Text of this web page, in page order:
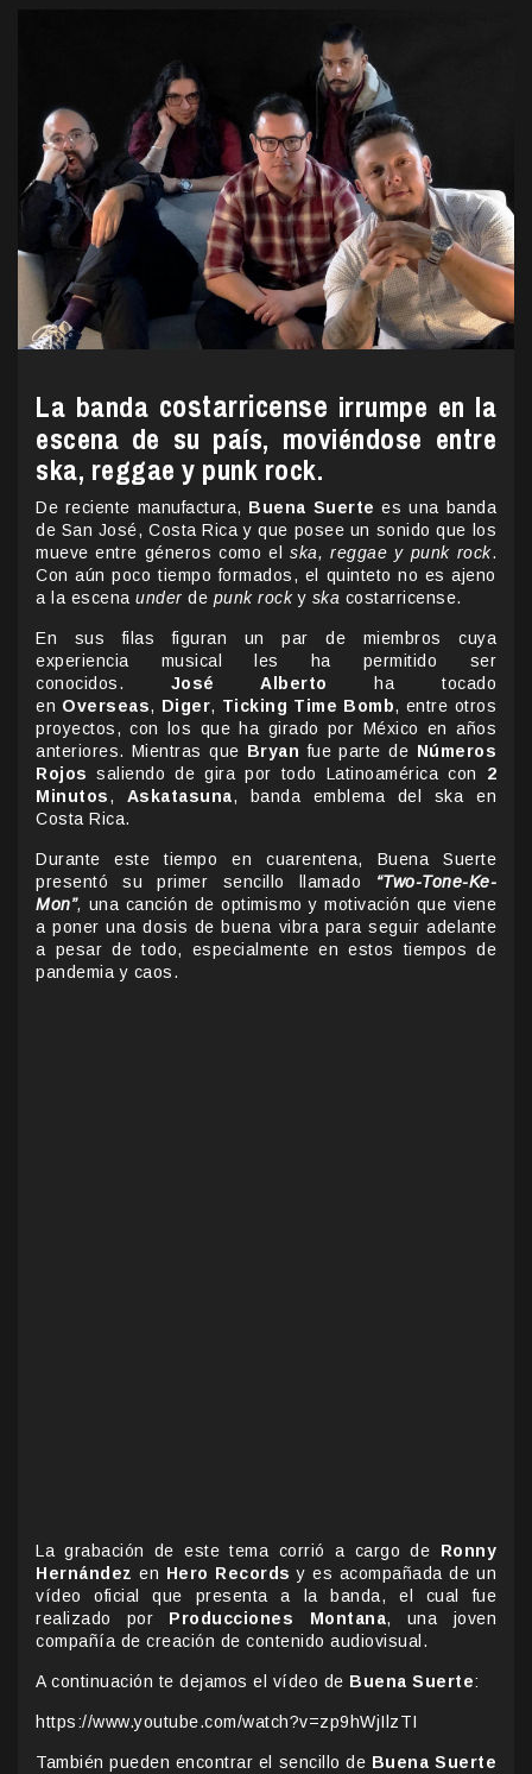
La banda costarricense irrumpe en la
escena de su país, moviéndose entre
ska, reggae y punk rock.
De reciente manufactura, Buena Suerte es una banda
de San José, Costa Rica y que posee un sonido que los
mueve entre géneros como elska, reggae y punk rock.
Con aún poco tiempo formados, el quinteto no es ajeno
a la escena under de punk rocky ska costarricense.
En sus filas figuran un par de miembros cuya
experiencia musical les ha permitido ser
conocidos. José Alberto
ha tocado
en Overseas, Diger, Ticking Time Bomb, entre otros
proyectos, con los que ha girado por México en años
anteriores. Mientras que Bryan fue parte de Números
Rojos saliendo de gira por todo Latinoamérica con 2
Minutos, Askatasuna, banda emblema del ska en
Costa Rica.
Durante este tiempo en cuarentena, Buena Suerte
presentó su primer sencillo llamado “Two-Tone-Ke-
Mon”, una canción de optimismo y motivación que viene
a poner una dosis de buena vibra para seguir adelante
a pesar de todo, especialmente en estos tiempos de
pandemia y caos.
La grabación de este tema corrió a cargo de Ronny
Hernández en Hero Records y es acompañada de un
vídeo oficial que presenta a la banda, el cual fue
realizado por Producciones Montana, una joven
compañía de creación de contenido audiovisual.
A continuación te dejamos el vídeo de Buena Suerte:
https://www.youtube.com/watch?v=zp9hWjIlzTI
También pueden encontrar el sencillo de Buena Suerte